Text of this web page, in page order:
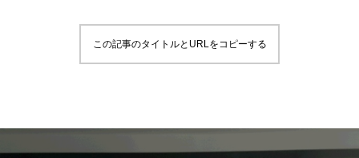
この記事のタイトルとURLをコピーする